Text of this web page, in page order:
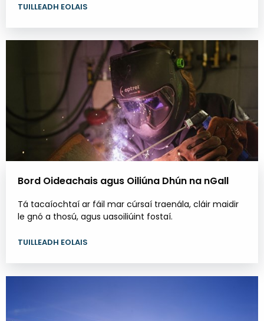
TUILLEADH EOLAIS
Bord Oideachais agus Oiliúna Dhún na nGall
Tá tacaíochtaí ar fáil mar cúrsaí traenála, cláir maidir
le gnó a thosú, agus uasoiliúint fostaí.
TUILLEADH EOLAIS